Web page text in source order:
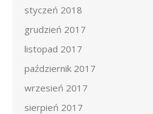
styczeń 2018
grudzień 2017
listopad 2017
październik 2017
wrzesień 2017
sierpień 2017